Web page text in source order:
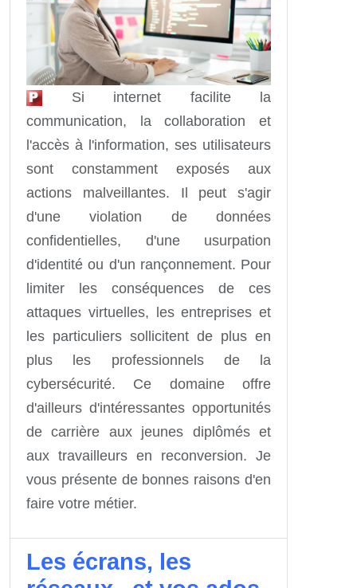
Si internet facilite la
communication, la collaboration et
l'accès à l'information, ses utilisateurs
sont constamment exposés aux
actions malveillantes. Il peut s'agir
d'une violation de données
confidentielles, d'une usurpation
d'identité ou d'un rançonnement. Pour
limiter les conséquences de ces
attaques virtuelles, les entreprises et
les particuliers sollicitent de plus en
plus les professionnels de la
cybersécurité. Ce domaine offre
d'ailleurs d'intéressantes opportunités
de carrière aux jeunes diplômés et
aux travailleurs en reconversion. Je
vous présente de bonnes raisons d'en
faire votre métier.
Les écrans, les